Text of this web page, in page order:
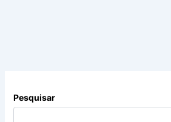
Pesquisar